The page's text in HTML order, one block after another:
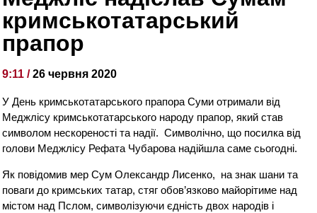
кримськотатарський
прапор
9:11 /26 червня 2020
У День кримськотатарського прапора Суми отримали від
Меджлісу кримськотатарського народу прапор, який став
символом нескореності та надії. Символічно, що посилка від
голови Меджлісу Рефата Чубарова надійшла саме сьогодні.
Як повідомив мер Сум Олександр Лисенко, на знак шани та
поваги до кримських татар, стяг обов’язково майорітиме над
містом над Пслом, символізуючи єдність двох народів і